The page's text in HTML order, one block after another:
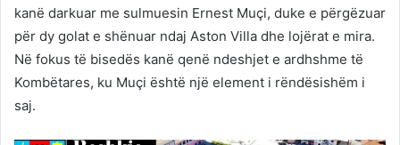
kanë darkuar me sulmuesin Ernest Muçi, duke e përgëzuar
për dy golat e shënuar ndaj Aston Villa dhe lojërat e mira.
Në fokus të bisedës kanë qenë ndeshjet e ardhshme të
Kombëtares, ku Muçi është një element i rëndësishëm i
saj.